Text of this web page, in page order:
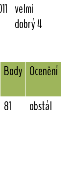
velmi
dobrý 4
Body Ocenění
81 obstál